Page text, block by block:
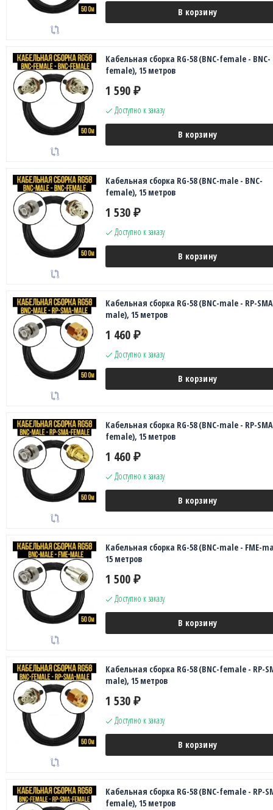
В корзину
Кабельная сборка RG-58 (BNC-female - BNC-
female), 15 метров
1 590 ₽
Доступно к заказу
В корзину
Кабельная сборка RG-58 (BNC-male - BNC-
female), 15 метров
1 530 ₽
Доступно к заказу
В корзину
Кабельная сборка RG-58 (BNC-male - RP-
male), 15 метров
1 460 ₽
Доступно к заказу
В корзину
Кабельная сборка RG-58 (BNC-male - RP-
female), 15 метров
1 460 ₽
Доступно к заказу
В корзину
Кабельная сборка RG-58 (BNC-male - FME-
15 метров
1 500 ₽
Доступно к заказу
В корзину
Кабельная сборка RG-58 (BNC-female - RP-
male), 15 метров
1 530 ₽
Доступно к заказу
В корзину
Кабельная сборка RG-58 (BNC-female - RP-
female), 15 метров